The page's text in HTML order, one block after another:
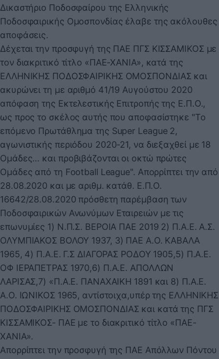
Δικαστήριο Ποδοσφαίρου της Ελληνικής
Ποδοσφαιρικής Ομοσπονδίας έλαβε της ακόλουθες
αποφάσεις.
Δέχεται την προσφυγή της ΠΑΕ ΠΓΣ ΚΙΣΣΑΜΙΚΟΣ με
τον διακριτικό τίτλο «ΠΑΕ-ΧΑΝΙΑ», κατά της
ΕΛΛΗΝΙΚΗΣ ΠΟΔΟΣΦΑΙΡΙΚΗΣ ΟΜΟΣΠΟΝΔΙΑΣ και
ακυρώνει τη με αριθμό 41/19 Αυγούστου 2020
απόφαση της Εκτελεστικής Επιτροπής της Ε.Π.Ο.,
ως προς το σκέλος αυτής που αποφασίστηκε "Το
επόμενο Πρωτάθλημα της Super League 2,
αγωνιστικής περιόδου 2020-21, να διεξαχθεί με 18
Ομάδες… και προβιβάζονται οι οκτώ πρώτες
Ομάδες από τη Football League". Απορρίπτει την από
28.08.2020 και με αριθμ. κατάθ. Ε.Π.Ο.
16642/28.08.2020 πρόσθετη παρέμβαση των
Ποδοσφαιρικών Ανωνύμων Εταιρειών με τις
επωνυμίες 1) Ν.Π.Σ. ΒΕΡΟΙΑ ΠΑΕ 2019 2) Π.Α.Ε. Α.Σ.
ΟΛΥΜΠΙΑΚΟΣ ΒΟΛΟΥ 1937, 3) ΠΑΕ Α.Ο. ΚΑΒΑΛΑ
1965, 4) Π.Α.Ε. Γ.Σ ΔΙΑΓΟΡΑΣ ΡΟΔΟΥ 1905,5) Π.Α.Ε.
ΟΦ ΙΕΡΑΠΕΤΡΑΣ 1970,6) Π.Α.Ε. ΑΠΟΛΛΩΝ
ΛΑΡΙΣΑΣ,7) «Π.Α.Ε. ΠΑΝΑΧΑΙΚΗ 1891 και 8) Π.Α.Ε.
Α.Ο. ΙΩΝΙΚΟΣ 1965, αντίστοιχα,υπέρ της ΕΛΛΗΝΙΚΗΣ
ΠΟΔΟΣΦΑΙΡΙΚΗΣ ΟΜΟΣΠΟΝΔΙΑΣ και κατά της ΠΓΣ
ΚΙΣΣΑΜΙΚΟΣ- ΠΑΕ με το διακριτικό τίτλο «ΠΑΕ-
ΧΑΝΙΑ».
Απορρίπτει την προσφυγή της ΠΑΕ Απόλλων Πόντου